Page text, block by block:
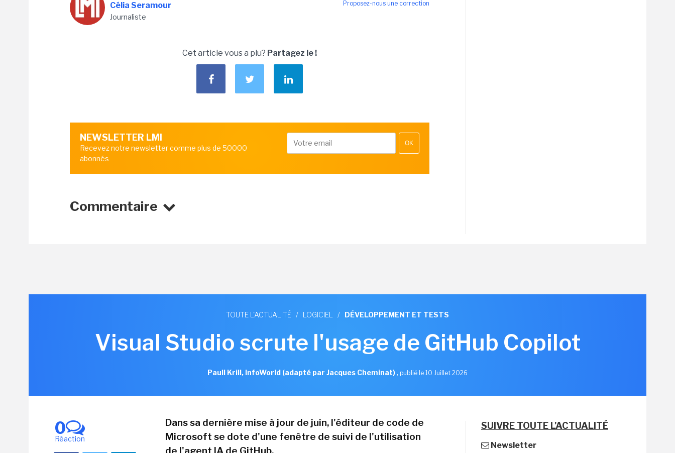
Proposez-nous une correction
Célia Seramour
Journaliste
Cet article vous a plu? Partagez le !
NEWSLETTER LMI
Recevez notre newsletter comme plus de 50000
abonnés
OK
Commentaire
TOUTE L'ACTUALITÉ / LOGICIEL / DÉVELOPPEMENT ET TESTS
Visual Studio scrute l'usage de GitHub Copilot
Paull Krill, InfoWorld (adapté par Jacques Cheminat), publié le 10 Juillet 2026
0
Réaction
Dans sa dernière mise à jour de juin, l'éditeur de code de
Microsoft se dote d'une fenêtre de suivi de l'utilisation
SUIVRE TOUTE L'ACTUALITÉ
Newsletter